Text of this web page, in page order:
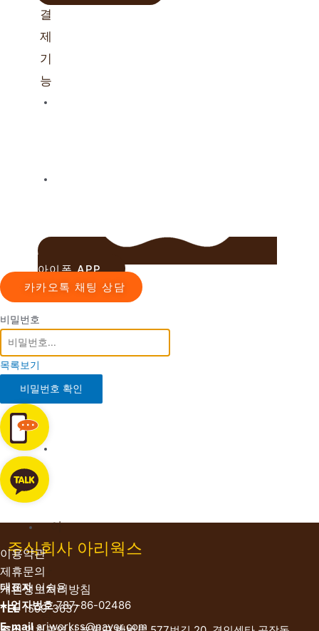
결
제
기
능
제
메
라
제
S
M
S
아
무
나
쇼
핑
아이폰 APP
카카오톡 채팅 상담
비밀번호
목록보기
비밀번호 확인
주식회사 아리웍스
이용약관
제휴문의
개인정보처리방침
대표자이승용
사업자번호787-86-02486
TEL1599-3637
E-mailariworkss@naver.com